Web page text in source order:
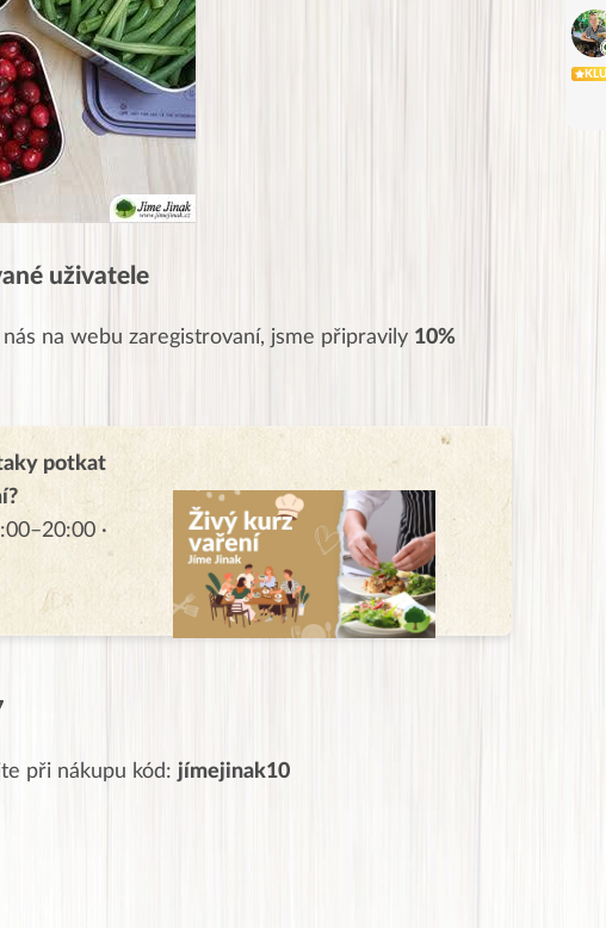
uživatele
na webu zaregistrovaní, jsme připravily 10%
potkat
·
při nákupu kód: jímejinak10